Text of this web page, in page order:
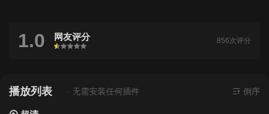
1.0 网友评分
很差
较差还行推荐力荐
856次评分
播放列表
资源来源 超清 - 无需安装任何插件 倒序